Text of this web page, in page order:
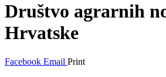
Društvo agrarnih
Hrvatske
Facebook Email Print